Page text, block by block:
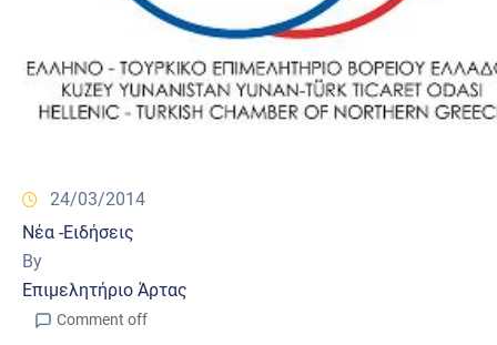
24/03/2014
Νέα -Ειδήσεις
By
Επιμελητήριο Άρτας
Comment off